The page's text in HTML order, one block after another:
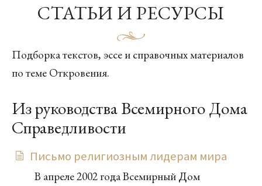
СТАТЬИ И РЕСУРСЫ
Подборка текстов, эссе и справочных материалов
по теме Откровения.
Из руководства Всемирного Дома
Справедливости
Письмо религиозным лидерам мира
В апреле 2002 года Всемирный Дом